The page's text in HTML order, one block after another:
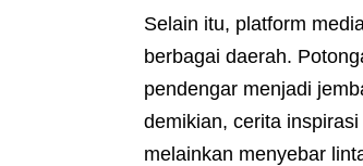
Selain itu, platform
berbagai daerah.
pendengar menjadi
demikian, cerita
melainkan menyebar